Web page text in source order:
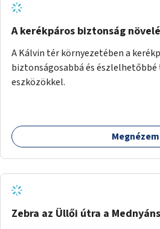
A kerékpáros biztonság
A Kálvin tér környezetében a
biztonságosabbá és
eszközökkel.
Megnézem
Zebra az Üllői útra a